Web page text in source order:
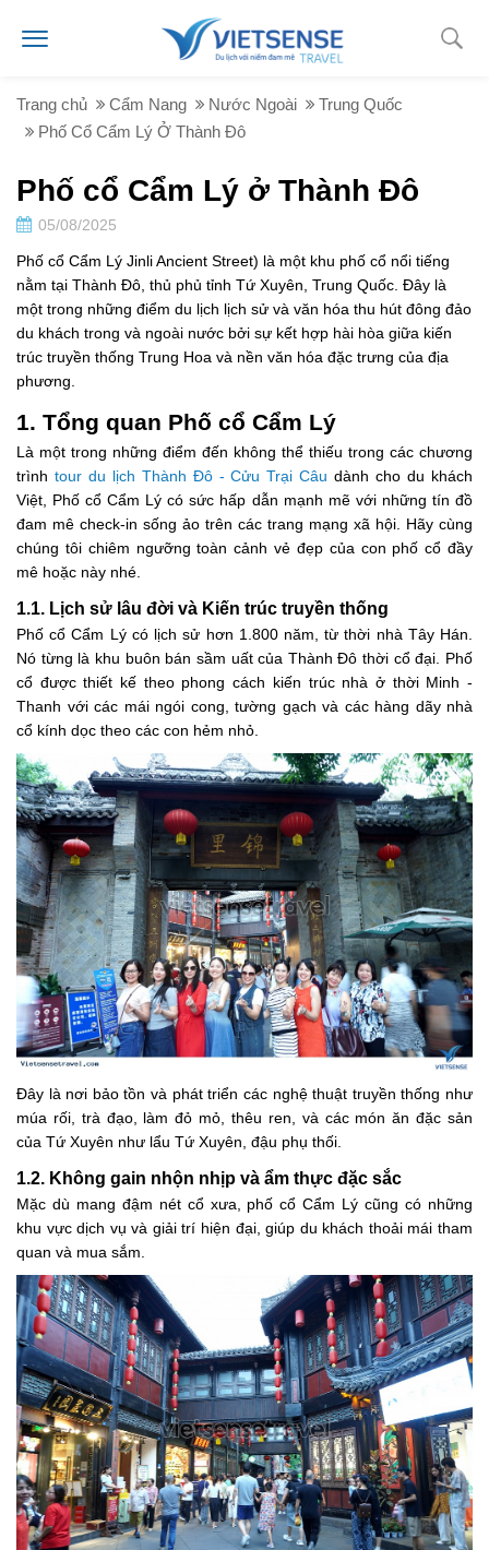
Trang chủ Cẩm Nang Nước Ngoài
Trung Quốc
Phố Cổ Cẩm Lý Ở Thành Đô
Phố cổ Cẩm Lý ở Thành Đô
05/08/2025
Phố cổ Cẩm Lý Jinli Ancient Street) là một khu phố cổ nổi tiếng
nằm tại Thành Đô, thủ phủ tỉnh Tứ Xuyên, Trung Quốc. Đây là
một trong những điểm du lịch lịch sử và văn hóa thu hút đông đảo
du khách trong và ngoài nước bởi sự kết hợp hài hòa giữa kiến
trúc truyền thống Trung Hoa và nền văn hóa đặc trưng của địa
phương.
1. Tổng quan Phố cổ Cẩm Lý
Là một trong những điểm đến không thể thiếu trong các chương
trình tour du lịch Thành Đô - Cửu Trại Câu dành cho du khách
Việt, Phố cổ Cẩm Lý có sức hấp dẫn mạnh mẽ với những tín đồ
đam mê check-in sống ảo trên các trang mạng xã hội. Hãy cùng
chúng tôi chiêm ngưỡng toàn cảnh vẻ đẹp của con phố cổ đầy
mê hoặc này nhé.
1.1. Lịch sử lâu đời và Kiến trúc truyền thống
Phố cổ Cẩm Lý có lịch sử hơn 1.800 năm, từ thời nhà Tây Hán.
Nó từng là khu buôn bán sầm uất của Thành Đô thời cổ đại. Phố
cổ được thiết kế theo phong cách kiến trúc nhà ở thời Minh -
Thanh với các mái ngói cong, tường gạch và các hàng dãy nhà
cổ kính dọc theo các con hẻm nhỏ.
Đây là nơi bảo tồn và phát triển các nghệ thuật truyền thống như
múa rối, trà đạo, làm đỏ mỏ, thêu ren, và các món ăn đặc sản
của Tứ Xuyên như lẩu Tứ Xuyên, đậu phụ thối.
1.2. Không gain nhộn nhịp và ẩm thực đặc sắc
Mặc dù mang đậm nét cổ xưa, phố cổ Cẩm Lý cũng có những
khu vực dịch vụ và giải trí hiện đại, giúp du khách thoải mái tham
quan và mua sắm.